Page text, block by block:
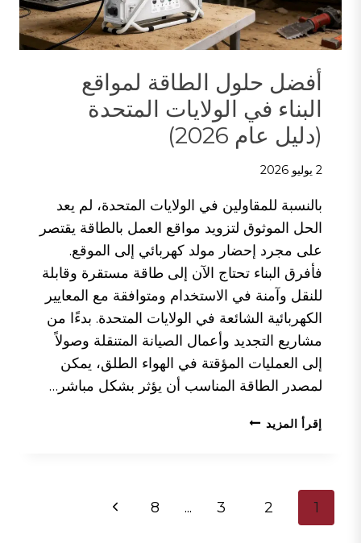
أفضل حلول الطاقة لمواقع
البناء في الولايات المتحدة
(دليل عام 2026)
2 يوليو 2026
بالنسبة للمقاولين في الولايات المتحدة، لم يعد
الحل الموثوق لتزويد مواقع العمل بالطاقة يقتصر
على مجرد إحضار مولد كهربائي إلى الموقع.
فأفرق البناء تحتاج الآن إلى طاقة مستقرة وقابلة
للنقل وآمنة في الاستخدام ومتوافقة مع المعايير
الكهربائية الشائعة في الولايات المتحدة. بدءًا من
مشاريع التجديد وأعمال الصيانة المتنقلة وصولاً
إلى العمليات المؤقتة في الهواء الطلق، يمكن
لمصدر الطاقة المناسب أن يؤثر بشكل مباشر…
إقرأ المزيد أفضل
في
تنقل
الصفحة
1
2
3
...
8
الصفحة